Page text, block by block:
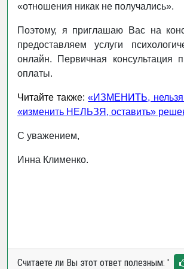
«отношения никак не получались».
Поэтому, я приглашаю Вас на
предоставляем услуги
онлайн. Первичная консультация
оплаты.
Читайте также:«ИЗМЕНИТЬ, нельзя
«изменить НЕЛЬЗЯ, оставить»
С уважением,
Инна Клименко.
Считаете ли Вы этот ответ полезным: '